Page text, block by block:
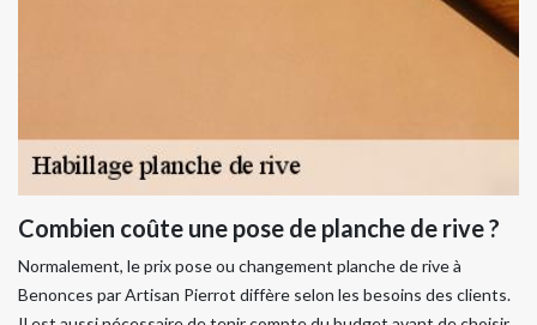
Combien coûte une pose de planche de rive ?
Normalement, le prix pose ou changement planche de rive à
Benonces par Artisan Pierrot diffère selon les besoins des clients.